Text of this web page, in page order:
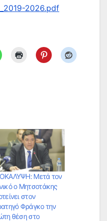
2026.pdf
Μετά τον
ο Μητσοτάκης
στον
Φράγκο την
θέση στο